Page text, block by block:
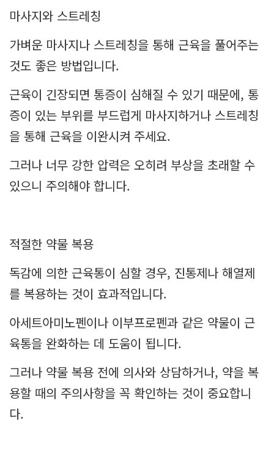
마사지와 스트레칭
가벼운 마사지나 스트레칭을 통해 근육을 풀어주는
것도 좋은 방법입니다.
근육이 긴장되면 통증이 심해질 수 있기 때문에, 통
증이 있는 부위를 부드럽게 마사지하거나 스트레칭
을 통해 근육을 이완시켜 주세요.
그러나 너무 강한 압력은 오히려 부상을 초래할 수
있으니 주의해야 합니다.
적절한 약물 복용
독감에 의한 근육통이 심할 경우, 진통제나 해열제
를 복용하는 것이 효과적입니다.
아세트아미노펜이나 이부프로펜과 같은 약물이 근
육통을 완화하는 데 도움이 됩니다.
그러나 약물 복용 전에 의사와 상담하거나, 약을 복
용할 때의 주의사항을 꼭 확인하는 것이 중요합니
다.